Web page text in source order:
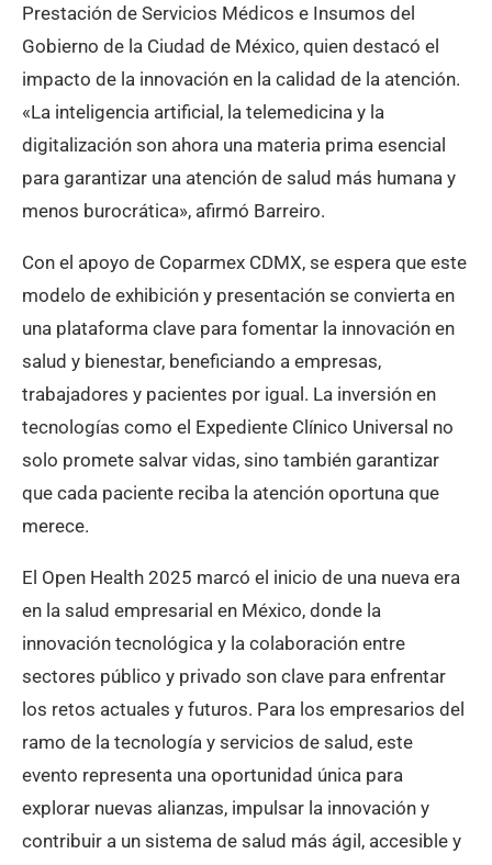
Prestación de Servicios Médicos e Insumos del
Gobierno de la Ciudad de México, quien destacó el
impacto de la innovación en la calidad de la atención.
«La inteligencia artificial, la telemedicina y la
digitalización son ahora una materia prima esencial
para garantizar una atención de salud más humana y
menos burocrática», afirmó Barreiro.
Con el apoyo de Coparmex CDMX, se espera que este
modelo de exhibición y presentación se convierta en
una plataforma clave para fomentar la innovación en
salud y bienestar, beneficiando a empresas,
trabajadores y pacientes por igual. La inversión en
tecnologías como el Expediente Clínico Universal no
solo promete salvar vidas, sino también garantizar
que cada paciente reciba la atención oportuna que
merece.
El Open Health 2025 marcó el inicio de una nueva era
en la salud empresarial en México, donde la
innovación tecnológica y la colaboración entre
sectores público y privado son clave para enfrentar
los retos actuales y futuros. Para los empresarios del
ramo de la tecnología y servicios de salud, este
evento representa una oportunidad única para
explorar nuevas alianzas, impulsar la innovación y
contribuir a un sistema de salud más ágil, accesible y